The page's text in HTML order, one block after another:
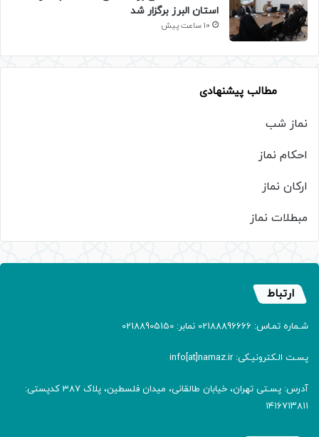
استان البرز برگزار شد
10 ساعت پیش
مطالب پیشنهادی
نماز شب
احکام نماز
ارکان نماز
مبطلات نماز
ارتباط
شـماره تمـاس: 02188896666 نمابر: 02188905150
پسـت الـکترونیـکی: info[at]namaz.ir
آدرس: پسـتی تهران، خیابان طالقانی، میدان فلسطین، پلاک 387 کدپستی:
۱۴۱۶۷۱۳۸۱۱